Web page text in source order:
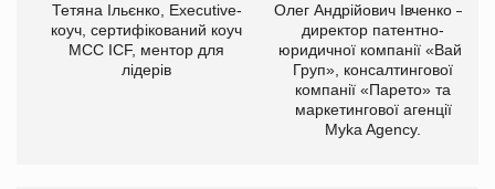
Тетяна Ільєнко, Executive-
коуч, сертифікований коуч
МСС ICF, ментор для
лідерів
Олег Андрійович Івченко —
директор патентно-
юридичної компанії «Вайз
Груп», консалтингової
компанії «Парето» та
маркетингової агенції
Myka Agency.